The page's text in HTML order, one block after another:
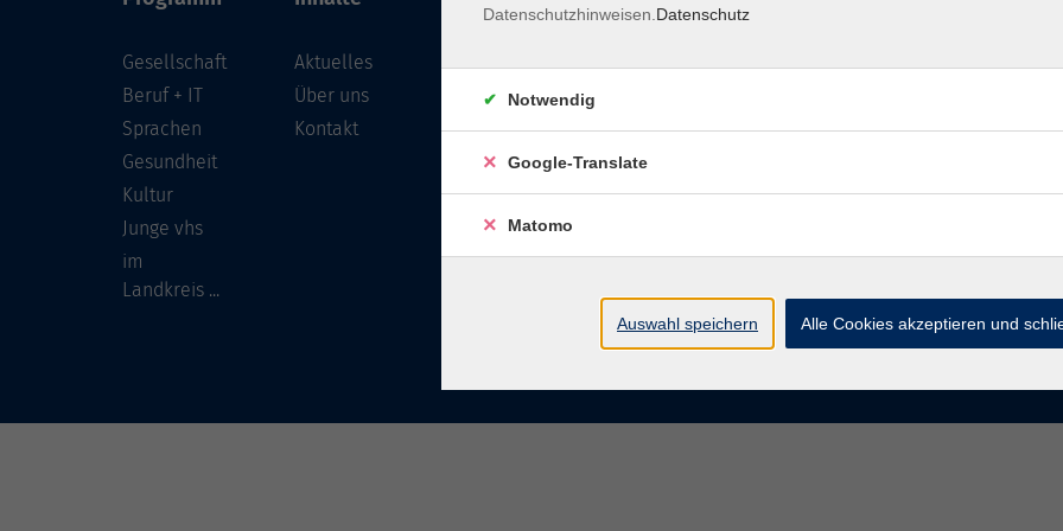
Gesellschaft
Beruf + IT
Sprachen
Gesundheit
Kultur
Junge vhs
im
Landkreis ...
Aktuelles
Über uns
Kontakt
96450 Coburg
info@vhs-coburg.de
Tel: 09561 8825-0
Datenschutzhinweisen. Datenschutz
Notwendig
Google-Translate
Matomo
Auswahl speichern Alle Cookies akzeptieren und